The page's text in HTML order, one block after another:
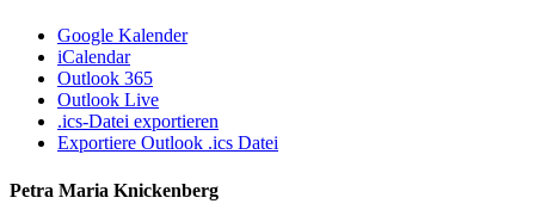
Google Kalender
iCalendar
Outlook 365
Outlook Live
.ics-Datei exportieren
Exportiere Outlook .ics Datei
Petra Maria Knickenberg